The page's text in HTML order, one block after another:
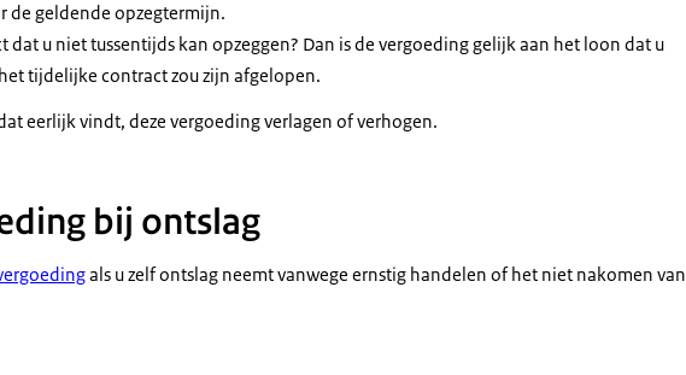
de geldende opzegtermijn.
dat u niet tussentijds kan opzeggen? Dan is de vergoeding gelijk aan het loon dat u
tijdelijke contract zou zijn afgelopen.
eerlijk vindt, deze vergoeding verlagen of verhogen.
bij ontslag
als u zelf ontslag neemt vanwege ernstig handelen of het niet nakomen van